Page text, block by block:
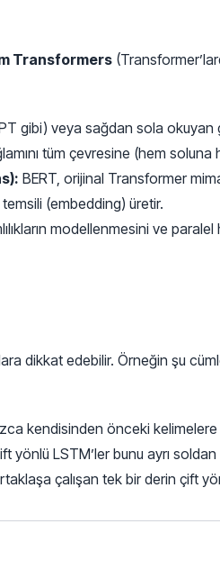
Transformers
gibi) veya sağdan sola okuyan
tüm çevresine (hem
BERT, orijinal Transformer
(embedding) üretir.
modellenmesini ve
dikkat edebilir. Örneğin şu
kendisinden önceki
LSTM’ler bunu ayrı soldan
çalışan tek bir derin çift